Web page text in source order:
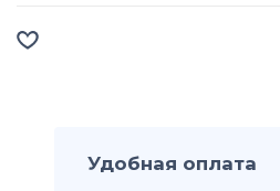
Удобная оплата